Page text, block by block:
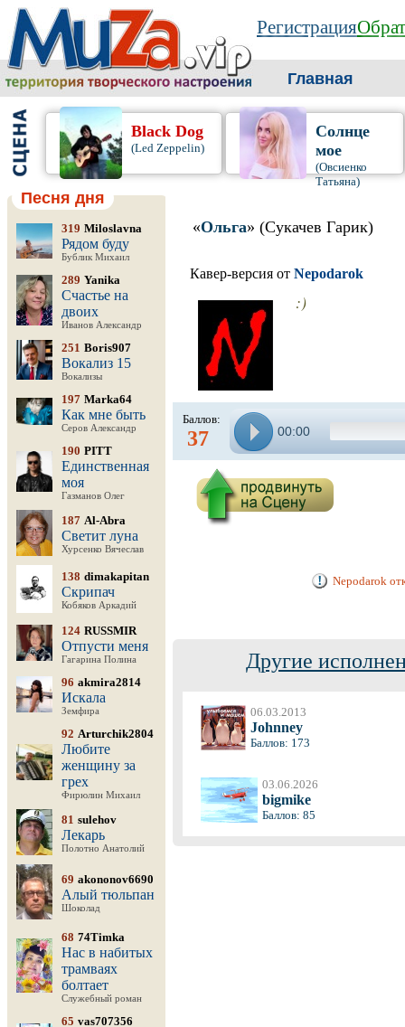
Регистрация
Главная
Black Dog
(Led Zeppelin)
Солнце
мое
(Овсиенко
Татьяна)
Песня дня
319 Miloslavna
Рядом буду
Бублик Михаил
289 Yanika
Счастье на
двоих
Иванов Александр
251 Boris907
Вокализ 15
Вокализы
197 Marka64
Как мне быть
Серов Александр
190 PITT
Единственная
моя
Газманов Олег
187 Al-Abra
Светит луна
Хурсенко Вячеслав
138 dimakapitan
Скрипач
Кобяков Аркадий
124 RUSSMIR
Отпусти меня
Гагарина Полина
96 akmira2814
Искала
Земфира
92 Arturchik2804
Любите
женщину за
грех
Фирюлин Михаил
81 sulehov
Лекарь
Полотно Анатолий
69 akononov6690
Алый тюльпан
Шоколад
68 74Timka
Нас в набитых
трамваях
болтает
Служебный роман
65 vas707356
«Ольга» (Сукачев Гарик)
Кавер-версия от Nepodarok
:)
Баллов:
37 00:00
Nepodarok
Другие
06.03.2013
Johnney
Баллов: 173
03.06.2026
bigmike
Баллов: 85